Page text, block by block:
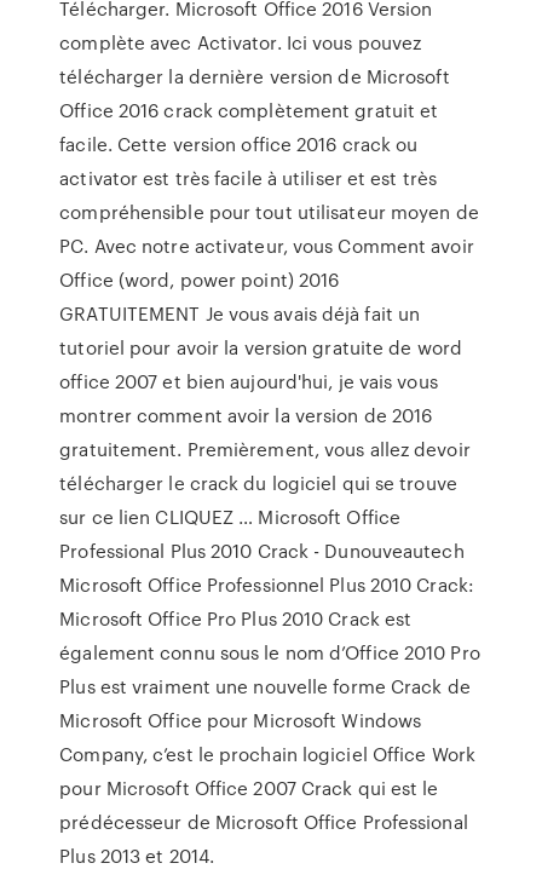
Télécharger. Microsoft Office 2016 Version
complète avec Activator. Ici vous pouvez
télécharger la dernière version de Microsoft
Office 2016 crack complètement gratuit et
facile. Cette version office 2016 crack ou
activator est très facile à utiliser et est très
compréhensible pour tout utilisateur moyen de
PC. Avec notre activateur, vous Comment avoir
Office (word, power point) 2016
GRATUITEMENT Je vous avais déjà fait un
tutoriel pour avoir la version gratuite de word
office 2007 et bien aujourd'hui, je vais vous
montrer comment avoir la version de 2016
gratuitement. Premièrement, vous allez devoir
télécharger le crack du logiciel qui se trouve
sur ce lien CLIQUEZ … Microsoft Office
Professional Plus 2010 Crack - Dunouveautech
Microsoft Office Professionnel Plus 2010 Crack:
Microsoft Office Pro Plus 2010 Crack est
également connu sous le nom d’Office 2010 Pro
Plus est vraiment une nouvelle forme Crack de
Microsoft Office pour Microsoft Windows
Company, c’est le prochain logiciel Office Work
pour Microsoft Office 2007 Crack qui est le
prédécesseur de Microsoft Office Professional
Plus 2013 et 2014.